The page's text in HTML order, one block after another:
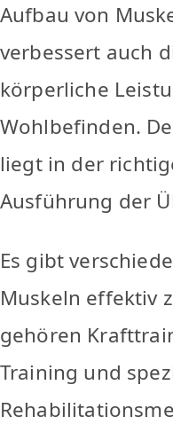
Aufbau von
verbessert auch
körperliche
Wohlbefinden.
liegt in der
Ausführung der
Es gibt
Muskeln effektiv
gehören
Training und